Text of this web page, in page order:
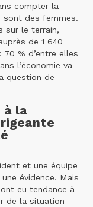
compter la
sont des femmes.
sur le terrain,
de 1 640
% d’entre elles
l’économie va
question de
à la
et une équipe
évidence. Mais
eu tendance à
de la situation